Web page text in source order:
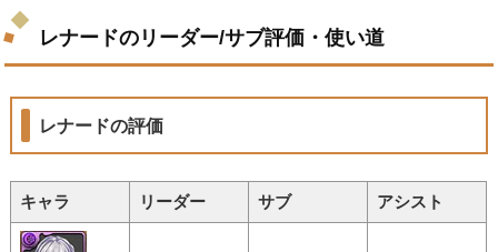
レナードのリーダー/サブ評価・使い道
レナードの評価
キャラ リーダー サブ アシスト